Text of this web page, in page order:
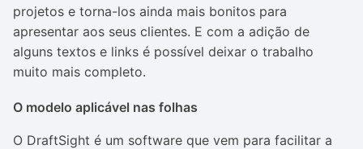
projetos e torna-los ainda mais bonitos para
apresentar aos seus clientes. E com a adição de
alguns textos e links é possível deixar o trabalho
muito mais completo.
O modelo aplicável nas folhas
O DraftSight é um software que vem para facilitar a